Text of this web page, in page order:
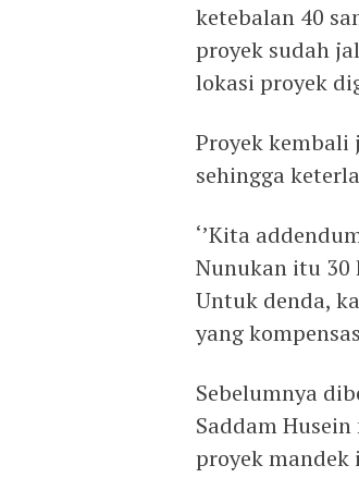
ketebalan 40
proyek sudah
lokasi proyek
Proyek kembali
sehingga
‘’Kita
Nunukan itu 30
Untuk denda,
yang
Sebelumnya
Saddam
proyek mandek